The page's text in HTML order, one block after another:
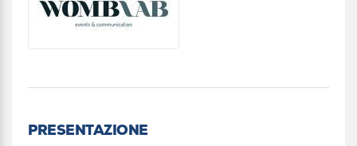
PRESENTAZIONE